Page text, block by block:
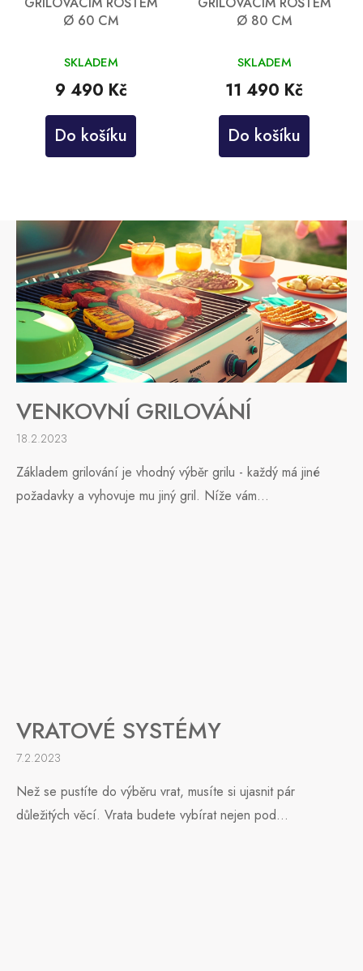
Ø 60 CM
SKLADEM
9 490 Kč
Do košíku
Ø 80 CM
SKLADEM
11 490 Kč
Do košíku
VENKOVNÍ GRILOVÁNÍ
18.2.2023
Základem grilování je vhodný výběr grilu - každý má jiné
požadavky a vyhovuje mu jiný gril. Níže vám...
VRATOVÉ SYSTÉMY
7.2.2023
Než se pustíte do výběru vrat, musíte si ujasnit pár
důležitých věcí. Vrata budete vybírat nejen pod...